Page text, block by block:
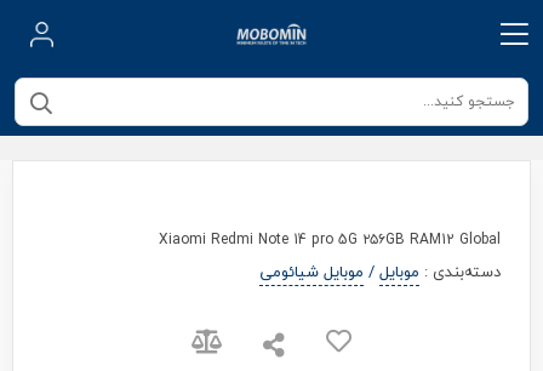
Xiaomi Redmi Note 14 pro 5G ۲۵۶GB RAM12 Global
دسته‌بندی : موبایل/ موبایل شیائومی